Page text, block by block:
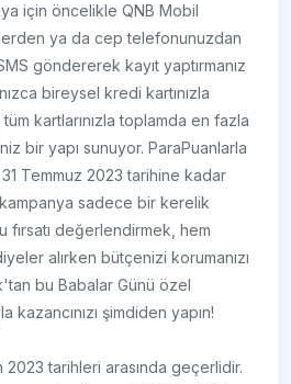
için öncelikle QNB Mobil
ya da cep telefonunuzdan
göndererek kayıt yaptırmanız
bireysel kredi kartınızla
kartlarınızla toplamda en fazla
bir yapı sunuyor. ParaPuanlarla
31 Temmuz 2023 tarihine kadar
sadece bir kerelik
fırsatı değerlendirmek, hem
alırken bütçenizi korumanızı
bu Babalar Günü özel
kazancınızı şimdiden yapın!
2023 tarihleri arasında geçerlidir.